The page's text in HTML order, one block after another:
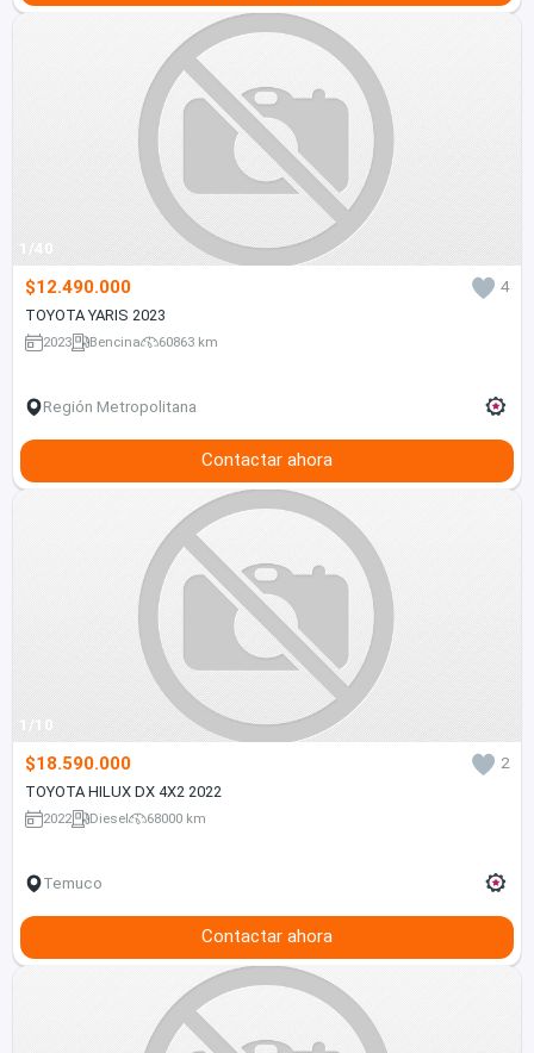
1/40
$12.490.000
4
TOYOTA YARIS 2023
2023 Bencina 60863 km
Región Metropolitana
Contactar ahora
1/10
$18.590.000
2
TOYOTA HILUX DX 4X2 2022
2022 Diesel 68000 km
Temuco
Contactar ahora